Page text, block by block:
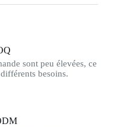
sont peu élevées, ce
besoins.